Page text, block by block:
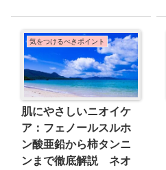
気をつけるべきポイント
肌にやさしいニオイケ
ア：フェノールスルホ
ン酸亜鉛から柿タンニ
ンまで徹底解説 ネオ